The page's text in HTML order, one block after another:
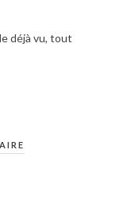
déjà vu, tout